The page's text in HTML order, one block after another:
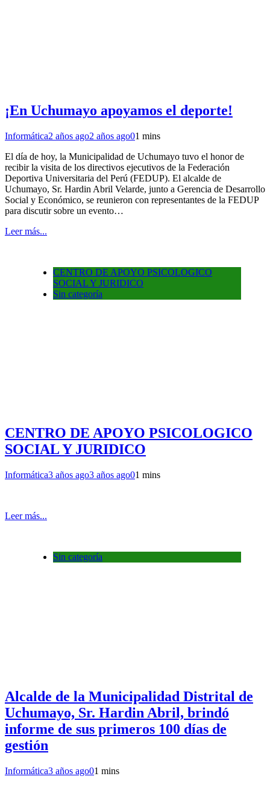
¡En Uchumayo apoyamos el deporte!
Informática2 años ago2 años ago01 mins
El día de hoy, la Municipalidad de Uchumayo tuvo el honor de
recibir la visita de los directivos ejecutivos de la Federación
Deportiva Universitaria del Perú (FEDUP). El alcalde de
Uchumayo, Sr. Hardin Abril Velarde, junto a Gerencia de Desarrollo
Social y Económico, se reunieron con representantes de la FEDUP
para discutir sobre un evento…
Leer más...
CENTRO DE APOYO PSICOLOGICO
SOCIAL Y JURIDICO
Sin categoría
CENTRO DE APOYO PSICOLOGICO
SOCIAL Y JURIDICO
Informática3 años ago3 años ago01 mins
Leer más...
Sin categoría
Alcalde de la Municipalidad Distrital de
Uchumayo, Sr. Hardin Abril, brindó
informe de sus primeros 100 días de
gestión
Informática3 años ago01 mins